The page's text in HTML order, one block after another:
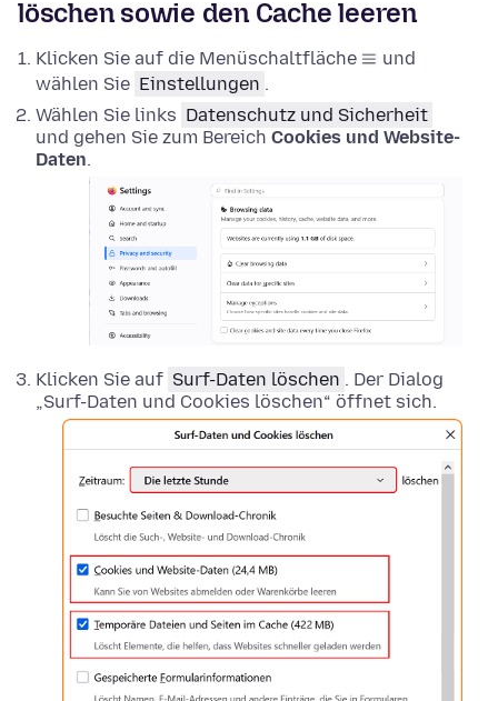
löschen sowie den Cache leeren
Klicken Sie auf die Menüschaltfläche
und
wählen Sie Einstellungen .
Wählen Sie links Datenschutz und Sicherheit
und gehen Sie zum Bereich Cookies und Website-
Daten.
Klicken Sie auf Surf-Daten löschen . Der Dialog
„Surf-Daten und Cookies löschen“ öffnet sich.